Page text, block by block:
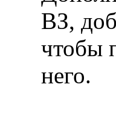
ВЗ,
чтобы
него.